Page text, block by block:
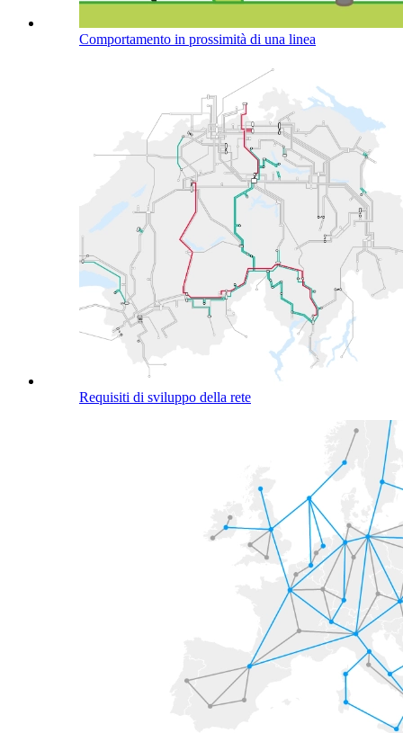
Comportamento in prossimità di una linea
Requisiti di sviluppo della rete